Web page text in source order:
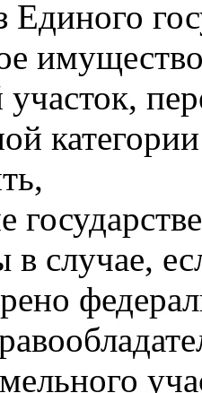
Единого
в случае,